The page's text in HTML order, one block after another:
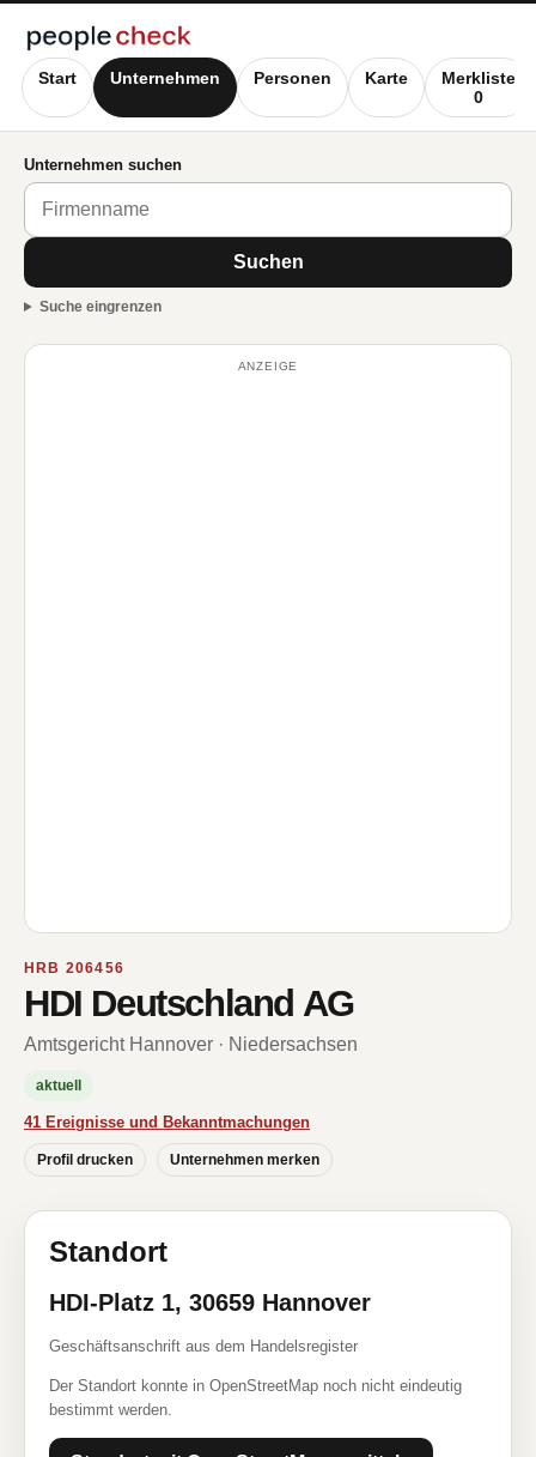
Start Unternehmen Personen Karte
Merkliste
0
Unternehmen suchen
Suchen
Suche eingrenzen
ANZEIGE
HRB 206456
HDI Deutschland AG
Amtsgericht Hannover · Niedersachsen
aktuell
41 Ereignisse und Bekanntmachungen
Profil drucken Unternehmen merken
Standort
HDI-Platz 1, 30659 Hannover
Geschäftsanschrift aus dem Handelsregister
Der Standort konnte in OpenStreetMap noch nicht eindeutig
bestimmt werden.